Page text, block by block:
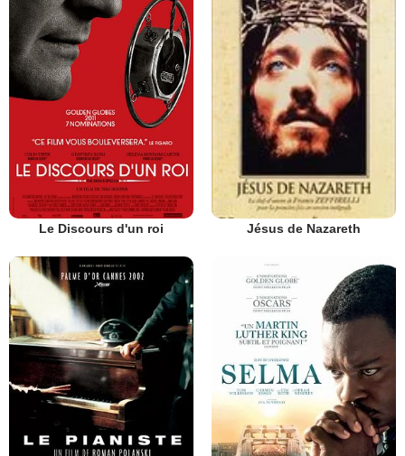
Le Discours d'un roi Jésus de Nazareth